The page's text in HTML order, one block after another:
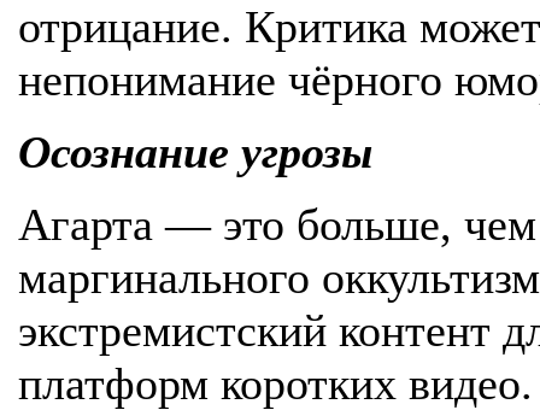
отрицание. Критика
непонимание чёрного
Осознание угрозы
Агарта — это больше,
маргинального
экстремистский контент
платформ коротких видео.